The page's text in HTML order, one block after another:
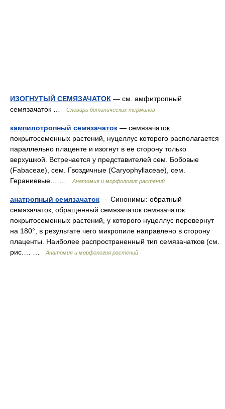
ИЗОГНУТЫЙ СЕМЯЗАЧАТОК — см. амфитропный
семязачаток …
Словарь ботанических терминов
кампилотропный семязачаток — семязачаток
покрытосеменных растений, нуцеллус которого располагается
параллельно плаценте и изогнут в ее сторону только
верхушкой. Встречается у представителей сем. Бобовые
(Fabaceae), сем. Гвоздичные (Caryophyllaceae), сем.
Гераниевые… …
Анатомия и морфология растений
анатропный семязачаток — Синонимы: обратный
семязачаток, обращенный семязачаток семязачаток
покрытосеменных растений, у которого нуцеллус перевернут
на 180°, в результате чего микропиле направлено в сторону
плаценты. Наиболее распространенный тип семязачатков (см.
рис.… …
Анатомия и морфология растений